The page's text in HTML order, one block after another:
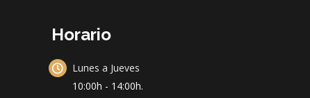
Horario
Lunes a Jueves
10:00h - 14:00h.